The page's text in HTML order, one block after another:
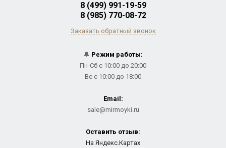
8 (499) 991-19-59
8 (985) 770-08-72
Заказать обратный звонок
🔔 Режим работы:
Пн-Сб с 10:00 до 20:00
Вс с 10:00 до 18:00
Email:
sale@mirmoyki.ru
Оставить отзыв:
На Яндекс.Картах